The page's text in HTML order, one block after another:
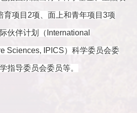
育项目 2项、面上和青年项目 3项
伙伴计划（ International
Sciences, IPICS）科学委员会委
指导委员会委员等。